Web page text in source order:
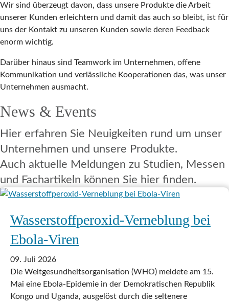
Wir sind überzeugt davon, dass unsere Produkte die Arbeit
unserer Kunden erleichtern und damit das auch so bleibt, ist für
uns der Kontakt zu unseren Kunden sowie deren Feedback
enorm wichtig.
Darüber hinaus sind Teamwork im Unternehmen, offene
Kommunikation und verlässliche Kooperationen das, was unser
Unternehmen ausmacht.
News & Events
Hier erfahren Sie Neuigkeiten rund um unser
Unternehmen und unsere Produkte.
Auch aktuelle Meldungen zu Studien, Messen
und Fachartikeln können Sie hier finden.
Wasserstoffperoxid-Verneblung bei
Ebola-Viren
09. Juli 2026
Die Weltgesundheitsorganisation (WHO) meldete am 15.
Mai eine Ebola-Epidemie in der Demokratischen Republik
Kongo und Uganda, ausgelöst durch die seltenere